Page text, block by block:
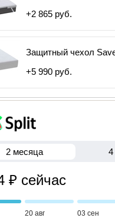
+2 865 руб.
Защитный чехол
+5 990 руб.
2 месяца 4
₽ сейчас
20 авг
03 сен